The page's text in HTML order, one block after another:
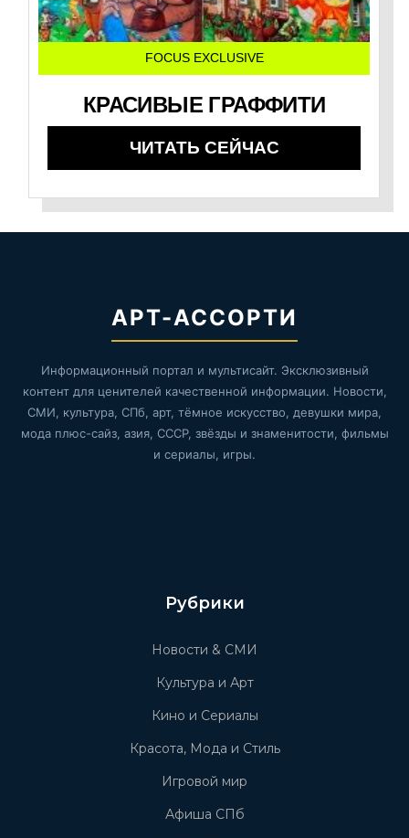
FOCUS EXCLUSIVE
КРАСИВЫЕ ГРАФФИТИ
ЧИТАТЬ СЕЙЧАС
АРТ-АССОРТИ
Информационный портал и мультисайт. Эксклюзивный
контент для ценителей качественной информации. Новости,
СМИ, культура, СПб, арт, тёмное искусство, девушки мира,
мода плюс-сайз, азия, СССР, звёзды и знаменитости, фильмы
и сериалы, игры.
Рубрики
Новости & СМИ
Культура и Арт
Кино и Сериалы
Красота, Мода и Стиль
Игровой мир
Афиша СПб